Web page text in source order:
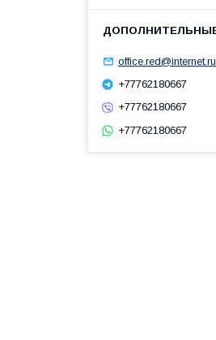
office.red@internet.ru
+77762180667
+77762180667
+77762180667